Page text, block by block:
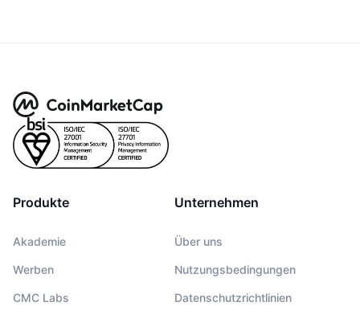
Produkte
Akademie
Werben
CMC Labs
Unternehmen
Über uns
Nutzungsbedingungen
Datenschutzrichtlinien